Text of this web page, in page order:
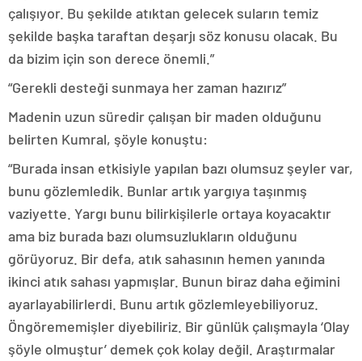
çalışıyor. Bu şekilde atıktan gelecek suların temiz
şekilde başka taraftan deşarjı söz konusu olacak. Bu
da bizim için son derece önemli.”
“Gerekli desteği sunmaya her zaman hazırız”
Madenin uzun süredir çalışan bir maden olduğunu
belirten Kumral, şöyle konuştu:
“Burada insan etkisiyle yapılan bazı olumsuz şeyler var,
bunu gözlemledik. Bunlar artık yargıya taşınmış
vaziyette. Yargı bunu bilirkişilerle ortaya koyacaktır
ama biz burada bazı olumsuzlukların olduğunu
görüyoruz. Bir defa, atık sahasının hemen yanında
ikinci atık sahası yapmışlar. Bunun biraz daha eğimini
ayarlayabilirlerdi. Bunu artık gözlemleyebiliyoruz.
Öngörememişler diyebiliriz. Bir günlük çalışmayla ‘Olay
şöyle olmuştur’ demek çok kolay değil. Araştırmalar